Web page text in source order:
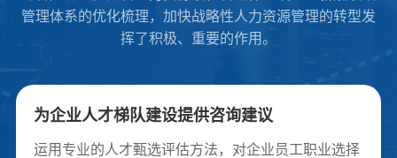
管理体系的优化梳理，加快战略性人力资源管理的转型发
挥了积极、重要的作用。
为企业人才梯队建设提供咨询建议
运用专业的人才甄选评估方法，对企业员工职业选择